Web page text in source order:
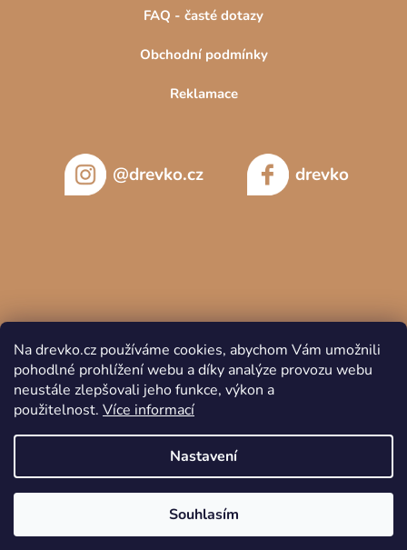
Na drevko.cz používáme cookies, abychom Vám umožnili
pohodlné prohlížení webu a díky analýze provozu webu
neustále zlepšovali jeho funkce, výkon a
použitelnost. Více informací
Nastavení
Souhlasím
FAQ - časté dotazy
Obchodní podmínky
Reklamace
@drevko.cz drevko